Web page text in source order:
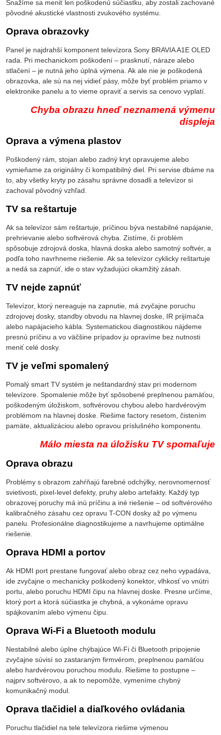
Snažíme sa meniť len poškodenú súčiastku, aby zostali zachované
pôvodné akustické vlastnosti zvukového systému.
Oprava obrazovky
Panel je najdrahší komponent televízora Sony BRAVIA A1E OLED
rada. Pri mechanickom poškodení – prasknutí, náraze alebo
stlačení – je nutná jeho úplná výmena. Ak ale nie je poškodená
obrazovka, ale sú na nej vidieť pásy, môže byť problém priamo v
elektronike panelu a to vieme opraviť a servis sa cenovo vyplatí.
Chyba obrazu hneď neznamená výmenu
displeja
Oprava a výmena plastov
Poškodený rám, stojan alebo zadný kryt opravujeme alebo
vymieňame za originálny či kompatibilný diel. Pri servise dbáme na
to, aby všetky kryty po zásahu správne dosadli a televízor si
zachoval pôvodný vzhľad.
TV sa reštartuje
Ak sa televízor sám reštartuje, príčinou býva nestabilné napájanie,
prehrievanie alebo softvérová chyba. Zistíme, či problém
spôsobuje zdrojová doska, hlavná doska alebo samotný softvér, a
podľa toho navrhneme riešenie. Ak sa televízor cyklicky reštartuje
a nedá sa zapnúť, ide o stav vyžadujúci okamžitý zásah.
TV nejde zapnúť
Televízor, ktorý nereaguje na zapnutie, má zvyčajne poruchu
zdrojovej dosky, standby obvodu na hlavnej doske, IR prijímača
alebo napájacieho kábla. Systematickou diagnostikou nájdeme
presnú príčinu a vo väčšine prípadov ju opravíme bez nutnosti
meniť celé dosky.
TV je veľmi spomalený
Pomalý smart TV systém je neštandardný stav pri modernom
televízore. Spomalenie môže byť spôsobené preplnenou pamäťou,
poškodeným úložiskom, softvérovou chybou alebo hardvérovým
problémom na hlavnej doske. Riešime factory resetom, čistením
pamäte, aktualizáciou alebo opravou príslušného komponentu.
Málo miesta na úložisku TV spomaľuje
Oprava obrazu
Problémy s obrazom zahŕňajú farebné odchýlky, nerovnomernosť
svietivosti, pixel-level defekty, pruhy alebo artefakty. Každý typ
obrazovej poruchy má inú príčinu a iné riešenie – od softvérového
kalibračného zásahu cez opravu T-CON dosky až po výmenu
panelu. Profesionálne diagnostikujeme a navrhujeme optimálne
riešenie.
Oprava HDMI a portov
Ak HDMI port prestane fungovať alebo obraz cez neho vypadáva,
ide zvyčajne o mechanicky poškodený konektor, vlhkosť vo vnútri
portu, alebo poruchu HDMI čipu na hlavnej doske. Presne určíme,
ktorý port a ktorá súčiastka je chybná, a vykonáme opravu
spájkovaním alebo výmenu čipu.
Oprava Wi-Fi a Bluetooth modulu
Nestabilné alebo úplne chýbajúce Wi-Fi či Bluetooth pripojenie
zvyčajne súvisí so zastaraným firmvérom, preplnenou pamäťou
alebo hardvérovou poruchou modulu. Riešime to postupne –
najprv softvérovo, a ak to nepomôže, vymeníme chybný
komunikačný modul.
Oprava tlačidiel a diaľkového ovládania
Poruchu tlačidiel na tele televízora riešime výmenou